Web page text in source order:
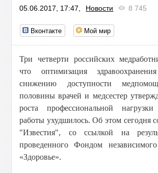
05.06.2017, 17:47, Новости 8 745
Вконтакте Мой мир
Три четверти российских
что оптимизация
снижению доступности
половины врачей и медсестер
роста профессиональной
работы ухудшилось. Об этом сегодня
"Известия", со ссылкой на
проведенного Фондом
«Здоровье».